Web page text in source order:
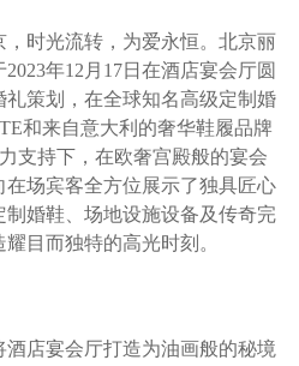
时光流转，为爱永恒。北京丽
年12月17日在酒店宴会厅圆
策划，在全球知名高级定制婚
和来自意大利的奢华鞋履品牌
支持下，在欧奢宫殿般的宴会
场宾客全方位展示了独具匠心
婚鞋、场地设施设备及传奇完
目而独特的高光时刻。
店宴会厅打造为油画般的秘境